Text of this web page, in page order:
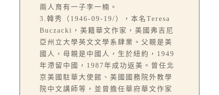
兩人育有一子李一楠。
3.韓秀（1946-09-19/），本名Teresa
Buczacki，美籍華文作家，美國弗吉尼
亞州立大學英文文學系肆業。父親是美
國人，母親是中國人，生於紐約，1949
年滯留中國，1987年成功返美。曾任北
京美國駐華大使館、美國國務院外教學
院中文講師等，並曾擔任華府華文作家